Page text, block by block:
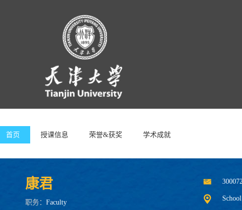
首页 授课信息 荣誉&获奖 学术成就
康君
职务： Faculty